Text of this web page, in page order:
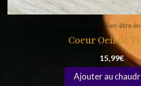
Lithothérapie & Bien-être
Coeur Oeil de
15,99€